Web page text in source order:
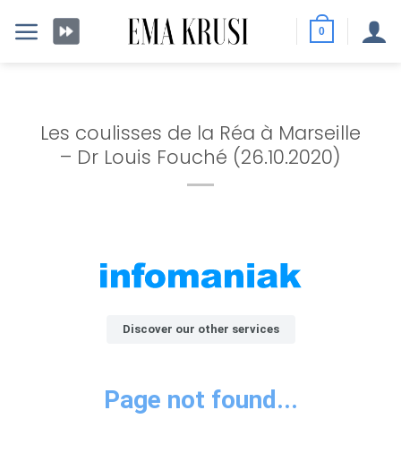
au
0
Les coulisses de la Réa à Marseille
– Dr Louis Fouché (26.10.2020)